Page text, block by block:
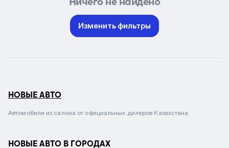
Изменить фильтры
НОВЫЕ АВТО
Автомобили из салона от официальных дилеров Казахстана.
НОВЫЕ АВТО В ГОРОДАХ